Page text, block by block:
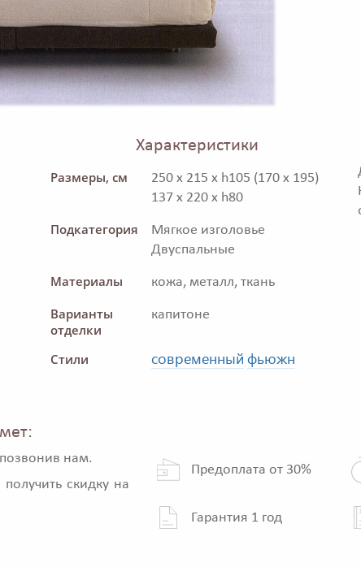
Характеристики
Размеры, см
250 x 215 x h105 (170 x 195)
137 x 220 x h80
Подкатегория
Мягкое изголовье
Двуспальные
Материалы кожа, металл, ткань
Варианты
отделки
капитоне
Стили современный фьюжн
нам.
скидку на
Предоплата от 30%
Гарантия 1 год